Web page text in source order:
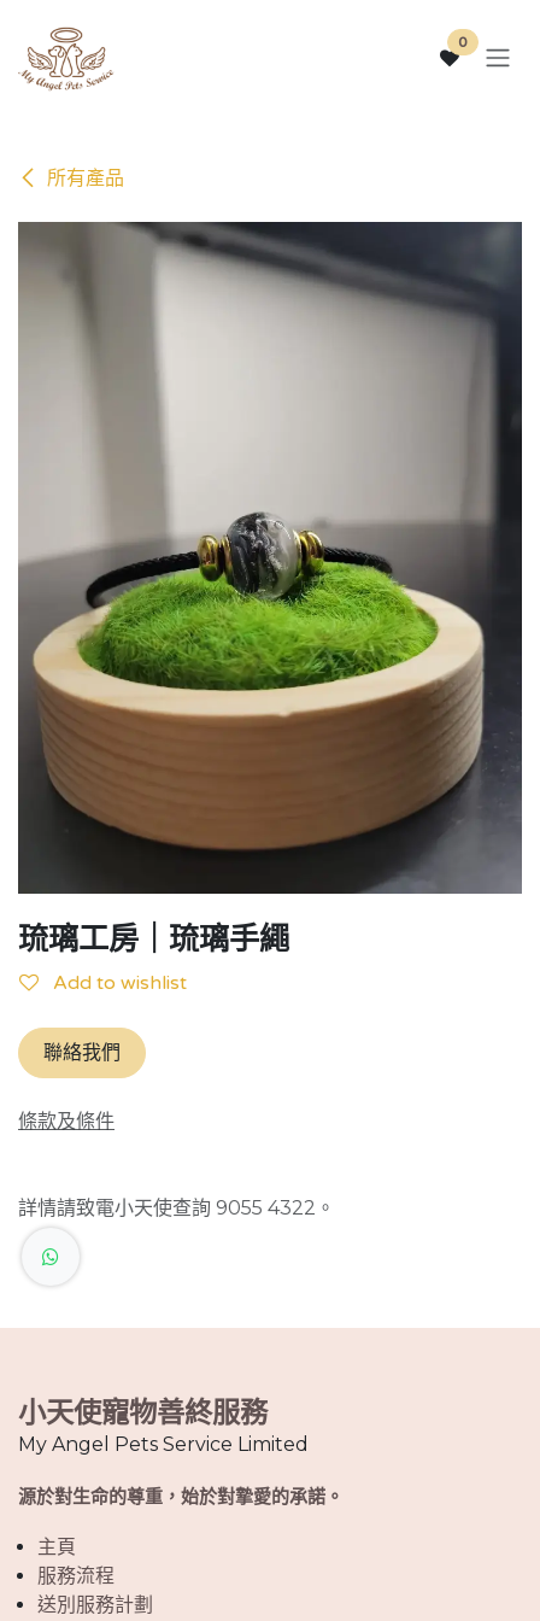
0
所有產品
琉璃工房｜琉璃手繩
Add to wishlist
聯絡我們
條款及條件
詳情請致電小天使查詢 9055 4322。
小天使寵物善終服務
My Angel Pets Service Limited
源於對生命的尊重，始於對摯愛的承諾。
主頁
服務流程
送別服務計劃